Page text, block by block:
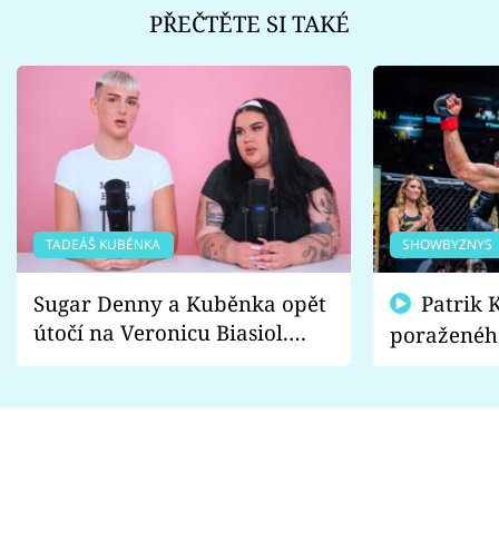
PŘEČTĚTE SI TAKÉ
TADEÁŠ KUBĚNKA
Sugar Denny a Kuběnka opět
útočí na Veronicu Biasiol.
Proč je podle nich falešná a
SHOWBYZNYS
fanoušci